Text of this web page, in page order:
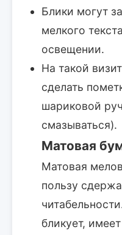
Блики могут
мелкого
освещении.
На такой
сделать
шариковой
смазываться).
Матовая
Матовая
пользу
бликует,